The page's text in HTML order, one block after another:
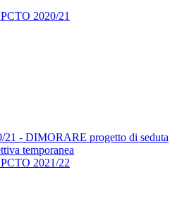
2020/21
21 - DIMORARE progetto di seduta
temporanea
2021/22